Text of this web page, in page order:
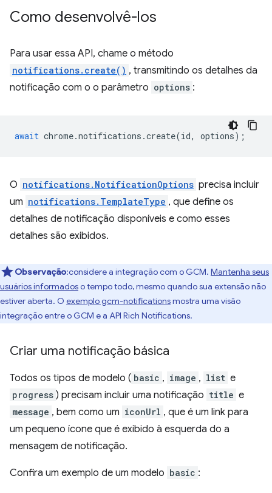
Como desenvolvê-los
Para usar essa API, chame o método
notifications.create() , transmitindo os detalhes da
notificação com o o parâmetro options :
await chrome.notifications .create(id, options);
O notifications.NotificationOptions precisa incluir
um notifications.TemplateType , que define os
detalhes de notificação disponíveis e como esses
detalhes são exibidos.
Observação:considere a integração com o GCM. Mantenha seus
usuários informadoso tempo todo, mesmo quando sua extensão não
estiver aberta. O exemplo gcm-notificationsmostra uma visão
integração entre o GCM e a API Rich Notifications.
Criar uma notificação básica
Todos os tipos de modelo ( basic , image , list e
progress ) precisam incluir uma notificação title e
message , bem como um iconUrl , que é um link para
um pequeno ícone que é exibido à esquerda do a
mensagem de notificação.
Confira um exemplo de um modelo basic :